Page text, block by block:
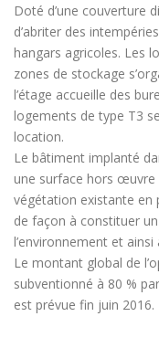
Doté d’une couverture
d’abriter des
hangars agricoles. Les
zones de stockage
l’étage accueille des
logements de type T3
location.
Le bâtiment implanté
une surface hors œuvre
végétation existante en
de façon à constituer
l’environnement et
Le montant global de
subventionné à 80 %
est prévue fin juin 2016.